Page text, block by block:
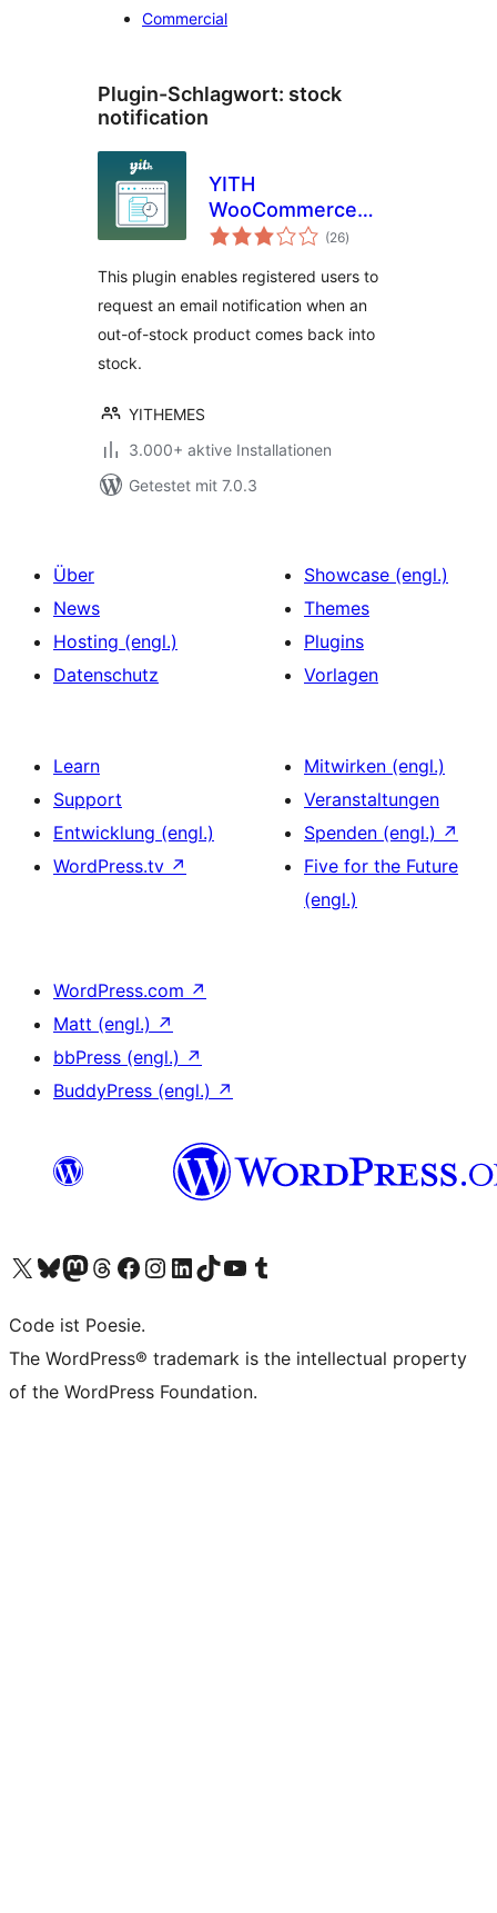
Commercial
Plugin-Schlagwort: stock
notification
YITH
WooCommerce
Waitlist
(26Bewertungen
insgesamt
)
This plugin enables registered users to
request an email notification when an
out-of-stock product comes back into
stock.
YITHEMES
3.000+ aktive Installationen
Getestet mit 7.0.3
Über
News
Hosting (engl.)
Datenschutz
Showcase (engl.)
Themes
Plugins
Vorlagen
Learn
Support
Entwicklung (engl.)
WordPress.tv ↗
Mitwirken (engl.)
Veranstaltungen
Spenden (engl.) ↗
Five for the Future
(engl.)
WordPress.com ↗
Matt (engl.) ↗
bbPress (engl.) ↗
BuddyPress (engl.) ↗
Unser X-Konto (früher Twitter) besuchen
Unser Bluesky-Konto besuchen
Unser Mastodon-Konto besuchen
Unser Threads-Konto besuchen
Unsere Facebook-Seite besuchen
Unser Instagram-Konto besuchen
Unser LinkedIn-Konto besuchen
Unser TikTok-Konto besuchen
Unseren YouTube-Kanal besuchen
Unser Tumblr-Konto besuchen
Code ist Poesie.
The WordPress® trademark is the intellectual property
of the WordPress Foundation.